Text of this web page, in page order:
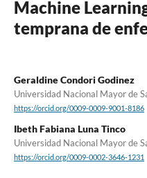
Machine
temprana de
Geraldine Condori Godinez
Universidad Nacional Mayor de
https://orcid.org/0009-0009-9001-8186
Ibeth Fabiana Luna Tinco
Universidad Nacional Mayor de
https://orcid.org/0009-0002-3646-1231